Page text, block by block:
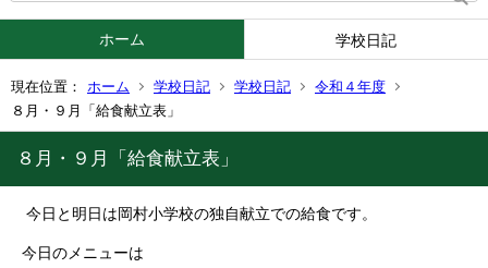
ホーム 学校日記
現在位置： ホーム 学校日記 学校日記
令和４年度
８月・９月「給食献立表」
８月・９月「給食献立表」
今日と明日は岡村小学校の独自献立での給食です。
今日のメニューは